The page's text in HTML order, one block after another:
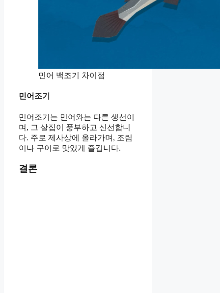
민어 백조기 차이점
민어조기
민어조기는 민어와는 다른 생선이
며, 그 살집이 풍부하고 신선합니
다. 주로 제사상에 올라가며, 조림
이나 구이로 맛있게 즐깁니다.
결론